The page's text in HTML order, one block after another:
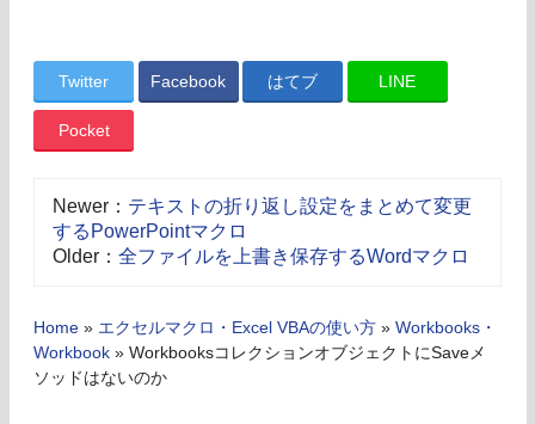
Twitter Facebook はてブ LINE
Pocket
Newer： テキストの折り返し設定をまとめて変更
するPowerPointマクロ
Older： 全ファイルを上書き保存するWordマクロ
Home » エクセルマクロ・Excel VBAの使い方 » Workbooks・
Workbook » WorkbooksコレクションオブジェクトにSaveメ
ソッドはないのか